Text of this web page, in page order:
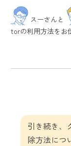
スーさんと
torの利用方法をお
引き続き、
除方法につ